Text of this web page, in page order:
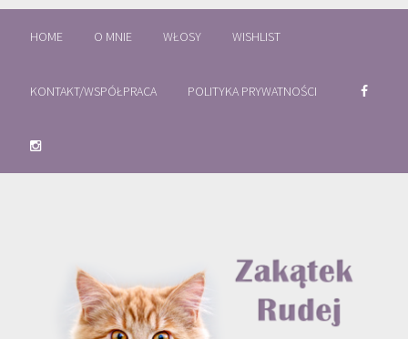
HOME O MNIE WŁOSY WISHLIST
KONTAKT/WSPÓŁPRACA POLITYKA PRYWATNOŚCI